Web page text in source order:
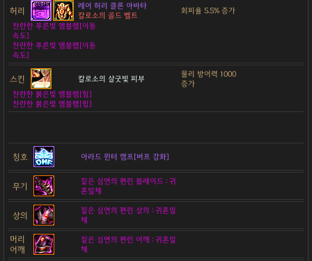
허리
레어 허리 클론 아바타
칼로소의 골드 벨트
회피율 5.5% 증가
찬란한 푸른빛 엠블렘[이동
속도]
찬란한 푸른빛 엠블렘[이동
속도]
스킨 칼로소의 살굿빛 피부
물리 방어력 1000
증가
찬란한 붉은빛 엠블렘[힘]
찬란한 붉은빛 엠블렘[힘]
칭호 아라드 윈터 캠프[버프 강화]
무기
짙은 심연의 편린 블레이드 : 귀
혼일체
상의
짙은 심연의 편린 상의 : 귀혼일
체
머리
어깨
짙은 심연의 편린 어깨 : 귀혼일
체